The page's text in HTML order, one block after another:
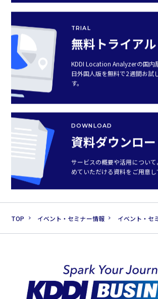
TRIAL
無料トライアル
KDDI Location Analyzerの国内
日外国人版を無料で2週間お試
す。
DOWNLOAD
資料ダウンロ
サービスの概要や活用につい
めていただける資料をご用意し
TOP イベント・セミナー情報 イベント・セ